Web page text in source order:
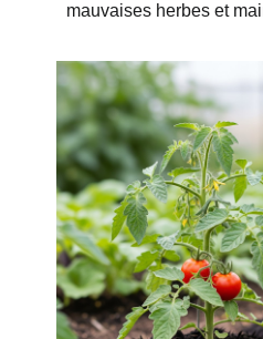
mauvaises herbes et